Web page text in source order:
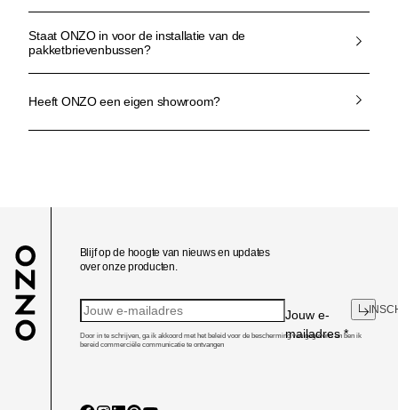
Staat ONZO in voor de installatie van de
pakketbrievenbussen?
Heeft ONZO een eigen showroom?
Blijf op de hoogte van nieuws en updates
over onze producten.
Jouw e-
mailadres*
Door in te schrijven, ga ik akkoord met het beleid voor de bescherming van gegevens en ben ik
bereid commerciële communicatie te ontvangen